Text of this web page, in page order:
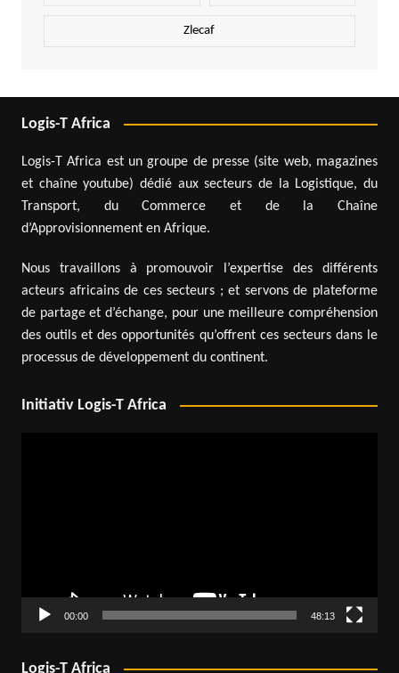
Zlecaf
Logis-T Africa
Logis-T Africa est un groupe de presse (site web, magazines
et chaîne youtube) dédié aux secteurs de la Logistique, du
Transport, du Commerce et de la Chaîne
d’Approvisionnement en Afrique.
Nous travaillons à promouvoir l’expertise des différents
acteurs africains de ces secteurs ; et servons de plateforme
de partage et d’échange, pour une meilleure compréhension
des outils et des opportunités qu’offrent ces secteurs dans le
processus de développement du continent.
Initiativ Logis-T Africa
00:00 48:13
Logis-T Africa